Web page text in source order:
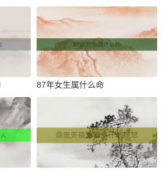
87年女生属什么命